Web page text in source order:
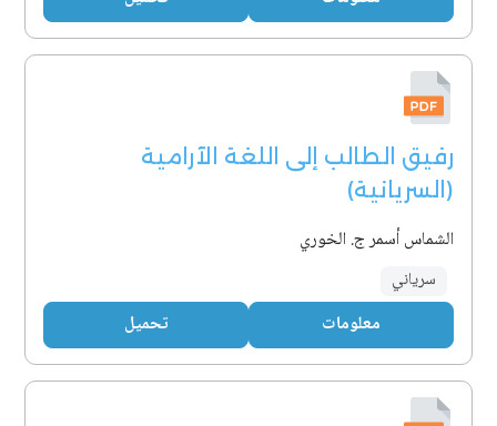
رفيق الطالب إلى اللغة الآرامية
(السريانية)
الشماس أسمر ج. الخوري
سرياني
معلومات تحميل